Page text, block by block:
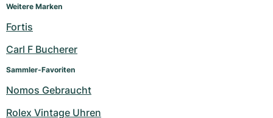
Weitere Marken
Fortis
Carl F Bucherer
Sammler-Favoriten
Nomos Gebraucht
Rolex Vintage Uhren